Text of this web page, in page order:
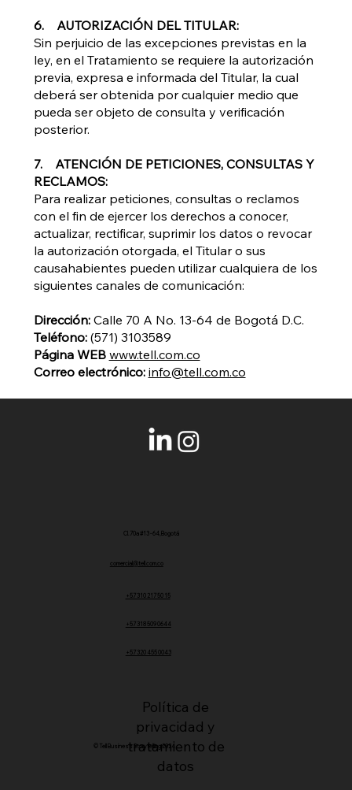
6. AUTORIZACIÓN DEL TITULAR:
Sin perjuicio de las excepciones previstas en la
ley, en el Tratamiento se requiere la autorización
previa, expresa e informada del Titular, la cual
deberá ser obtenida por cualquier medio que
pueda ser objeto de consulta y verificación
posterior.
7. ATENCIÓN DE PETICIONES, CONSULTAS Y
RECLAMOS:
Para realizar peticiones, consultas o reclamos
con el fin de ejercer los derechos a conocer,
actualizar, rectificar, suprimir los datos o revocar
la autorización otorgada, el Titular o sus
causahabientes pueden utilizar cualquiera de los
siguientes canales de comunicación:
Dirección:Calle 70 A No. 13-64 de Bogotá D.C.
Teléfono:(571) 3103589
Página WEB www.tell.com.co
Correo electrónico: info@tell.com.co
Política de
privacidad y
tratamiento de
datos
Cl. 70a #13 - 64, Bogotá
comercial@tell.com.co
+57 310 217 50 15
+57 318 509 0644
+57 320 455 0043
© Tell Business Storytelling 2024